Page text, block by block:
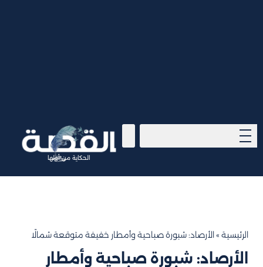
الحكاية من أولها
الرئيسية » الأرصاد: شبورة صباحية وأمطار خفيفة متوقعة شمالًا
الأرصاد: شبورة صباحية وأمطار